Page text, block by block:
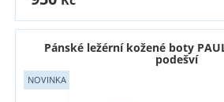
Pánské ležérní kožené boty
podešví